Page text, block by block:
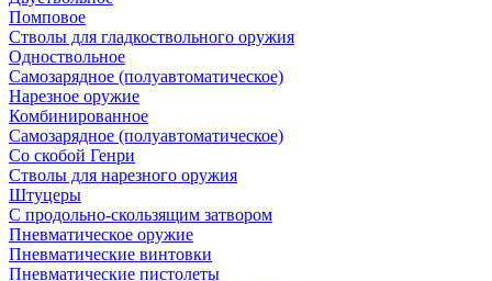
Помповое
Стволы для гладкоствольного оружия
Одноствольное
Самозарядное (полуавтоматическое)
Нарезное оружие
Комбинированное
Самозарядное (полуавтоматическое)
Со скобой Генри
Стволы для нарезного оружия
Штуцеры
С продольно-скользящим затвором
Пневматическое оружие
Пневматические винтовки
Пневматические пистолеты